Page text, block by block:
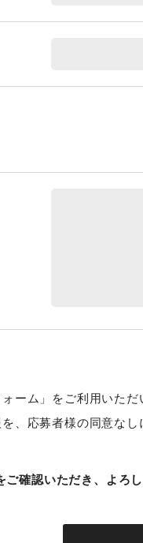
ーム」をご利用いた
、応募者様の同意なし
ご確認いただき、 よろ